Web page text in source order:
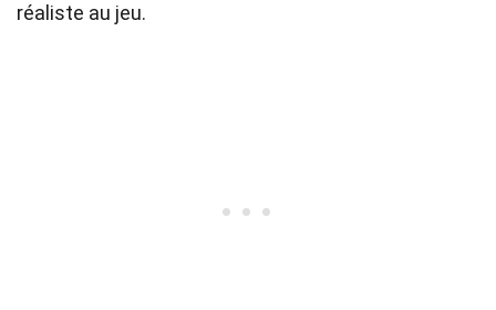
réaliste au jeu.